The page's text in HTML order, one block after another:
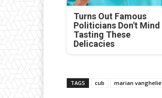
Turns Out Famous
Politicians Don't Mind
Tasting These
Delicacies
TAGS cub marian vanghelie